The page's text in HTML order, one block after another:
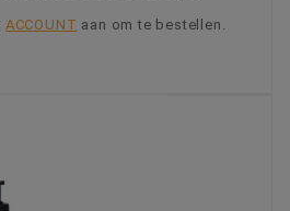
ACCOUNT aan om te bestellen.